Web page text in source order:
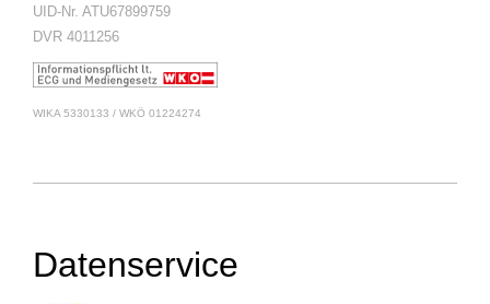
UID-Nr. ATU67899759
DVR 4011256
WIKA 5330133 / WKÖ 01224274
Datenservice